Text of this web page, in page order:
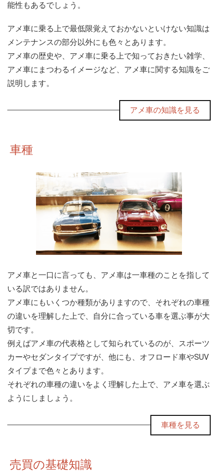
能性もあるでしょう。
アメ車に乗る上で最低限覚えておかないといけない知識は
メンテナンスの部分以外にも色々とあります。
アメ車の歴史や、アメ車に乗る上で知っておきたい雑学、
アメ車にまつわるイメージなど、アメ車に関する知識をご
説明します。
アメ車の知識を見る
車種
アメ車と一口に言っても、アメ車は一車種のことを指して
いる訳ではありません。
アメ車にもいくつか種類がありますので、それぞれの車種
の違いを理解した上で、自分に合っている車を選ぶ事が大
切です。
例えばアメ車の代表格として知られているのが、スポーツ
カーやセダンタイプですが、他にも、オフロード車やSUV
タイプまで色々とあります。
それぞれの車種の違いをよく理解した上で、アメ車を選ぶ
ようにしましょう。
車種を見る
売買の基礎知識